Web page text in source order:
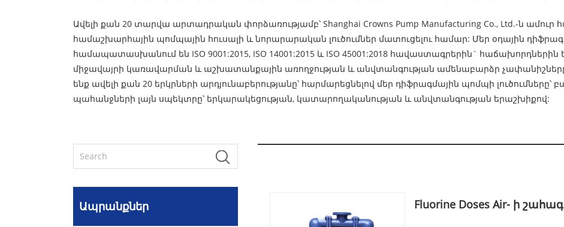
Ավելի քան 20 տարվա արտադրական փորձառությամբ՝ Shanghai Crowns Pump Manufacturing Co., Ltd.-ն ամուր
համաշխարհային պոմպային հուսալի և նորարարական լուծումներ մատուցելու համար: Մեր օդային
համապատասխանում են ISO 9001:2015, ISO 14001:2015 և ISO 45001:2018 հավաստագրերին`
միջավայրի կառավարման և աշխատանքային առողջության և անվտանգության ամենաբարձր
ենք ավելի քան 20 երկրների արդյունաբերությանը՝ հարմարեցնելով մեր դիֆրագմային պոմպի
պահանջների լայն սպեկտրը՝ երկարակեցության, կատարողականության և անվտանգության երաշխիքով:
Ապրանքներ Fluorine Doses Air- ի